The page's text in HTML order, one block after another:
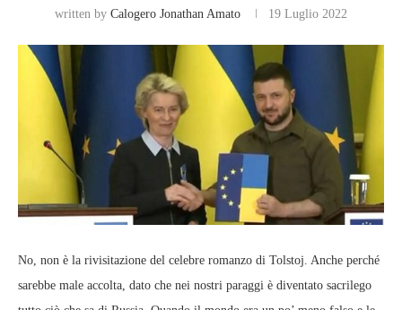
written by Calogero Jonathan Amato 19 Luglio 2022
No, non è la rivisitazione del celebre romanzo di Tolstoj. Anche perché
sarebbe male accolta, dato che nei nostri paraggi è diventato sacrilego